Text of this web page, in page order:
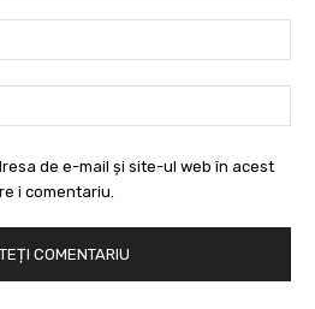
de e-mail și site-ul web în acest
i comentariu.